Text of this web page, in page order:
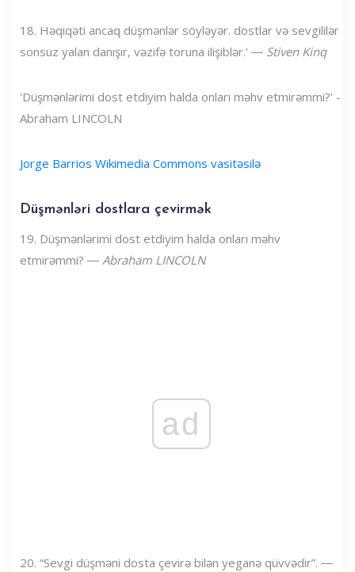
18. Həqiqəti ancaq düşmənlər söyləyər. dostlar və sevgililər
sonsuz yalan danışır, vəzifə toruna ilişiblər.' ― Stiven Kinq
'Düşmənlərimi dost etdiyim halda onları məhv etmirəmmi?' -
Abraham LINCOLN
Jorge Barrios Wikimedia Commons vasitəsilə
Düşmənləri dostlara çevirmək
19. Düşmənlərimi dost etdiyim halda onları məhv
etmirəmmi? ― Abraham LINCOLN
ad
20. “Sevgi düşməni dosta çevirə bilən yeganə qüvvədir”. ―